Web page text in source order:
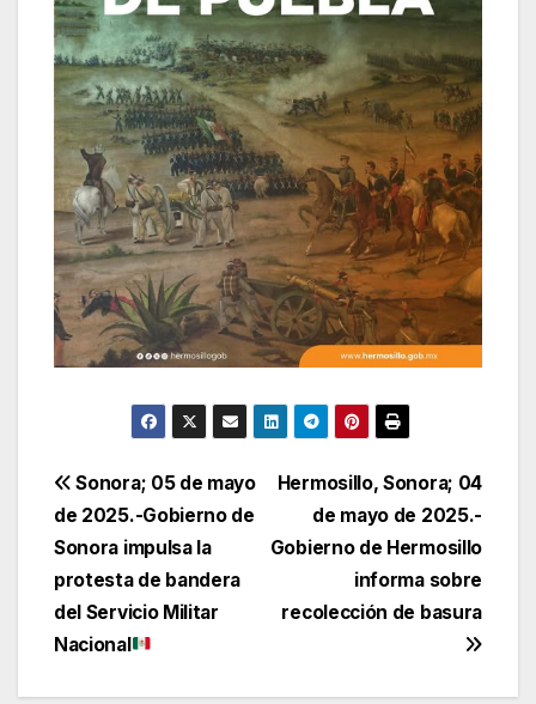
Navegación
de
entradas
Hermosillo, Sonora; 04
de mayo de 2025.-
Gobierno de Hermosillo
informa sobre
recolección de basura
Sonora; 05 de mayo
de 2025.-Gobierno de
Sonora impulsa la
protesta de bandera
del Servicio Militar
Nacional